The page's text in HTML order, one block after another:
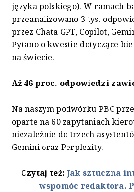
języka polskiego). W ramach
przeanalizowano 3 tys.
przez Chata GPT, Copilot,
Pytano o kwestie dotyczące
na świecie.
Aż 46 proc. odpowiedzi
Na naszym podwórku PBC
oparte na 60 zapytaniach
niezależnie do trzech
Gemini oraz Perplexity.
Czytaj też: Jak sztuczna
wspomóc redaktora.